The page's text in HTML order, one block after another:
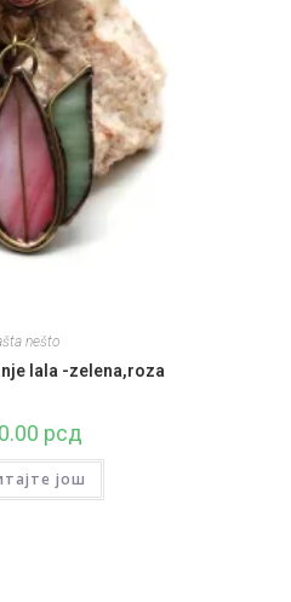
nešto
lala -zelena,roza
рсд
још